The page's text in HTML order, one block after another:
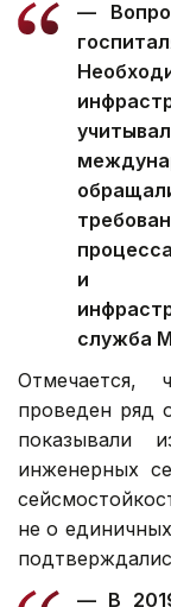
—
и
служба
Отмечается,
проведен ряд
показывали
инженерных
не о
— В